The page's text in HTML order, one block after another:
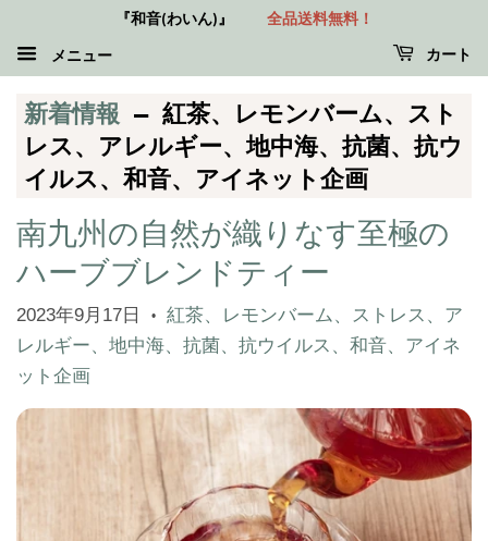
『和音(わいん)』 全品送料無料！
メニュー カート
新着情報 — 紅茶、レモンバーム、スト
レス、アレルギー、地中海、抗菌、抗ウ
イルス、和音、アイネット企画
南九州の自然が織りなす至極の
ハーブブレンドティー
2023年9月17日 •
紅茶、レモンバーム、ストレス、ア
レルギー、地中海、抗菌、抗ウイルス、和音、アイネ
ット企画